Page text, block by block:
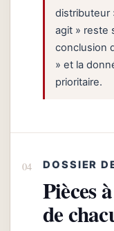
distributeur
agit » reste
conclusion
» et la
prioritaire.
DOSSIER
Pièces
de